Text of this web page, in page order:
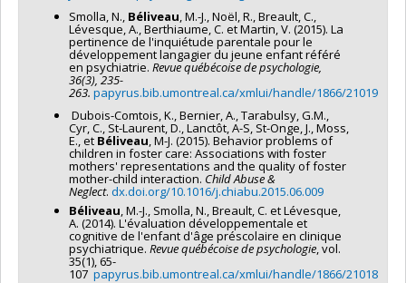
Smolla, N., Béliveau, M.-J., Noël, R., Breault, C.,
Lévesque, A., Berthiaume, C. et Martin, V. (2015). La
pertinence de l'inquiétude parentale pour le
développement langagier du jeune enfant référé
en psychiatrie. Revue québécoise de psychologie,
36(3), 235-
263. papyrus.bib.umontreal.ca/xmlui/handle/1866/21019
Dubois-Comtois, K., Bernier, A., Tarabulsy, G.M.,
Cyr, C., St-Laurent, D., Lanctôt, A-S, St-Onge, J., Moss,
E., et Béliveau, M-J. (2015). Behavior problems of
children in foster care: Associations with foster
mothers' representations and the quality of foster
mother-child interaction. Child Abuse &
Neglect. dx.doi.org/10.1016/j.chiabu.2015.06.009
Béliveau, M.-J., Smolla, N., Breault, C. et Lévesque,
A. (2014). L'évaluation développementale et
cognitive de l'enfant d'âge préscolaire en clinique
psychiatrique. Revue québécoise de psychologie, vol.
35(1), 65-
107 papyrus.bib.umontreal.ca/xmlui/handle/1866/21018